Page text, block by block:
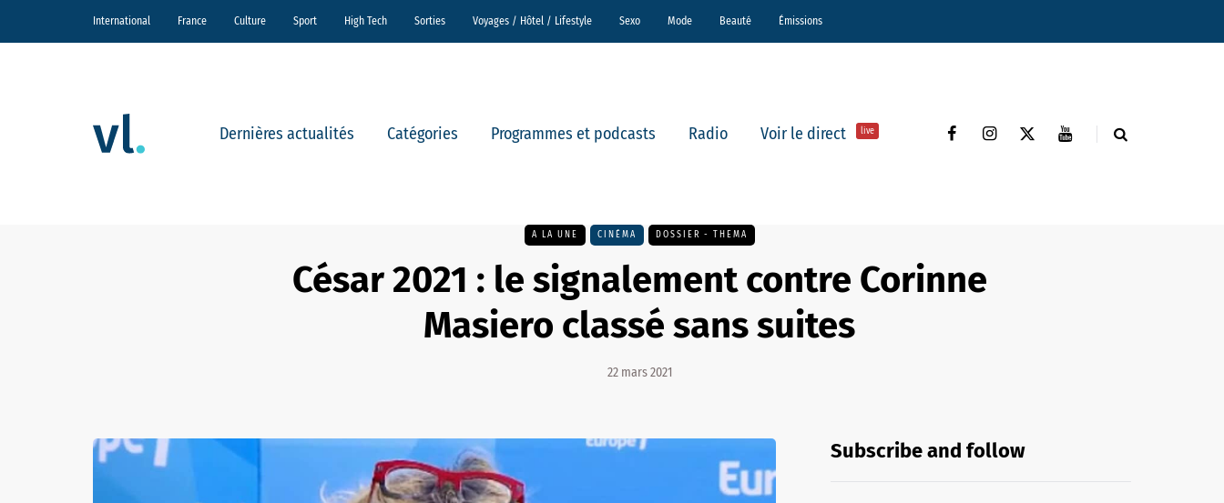
International France Culture Sport High Tech Sorties Voyages / Hôtel / Lifestyle Sexo Mode Beauté Émissions
Dernières actualités Catégories Programmes et podcasts Radio Voir le direct live
A LA UNE CINÉMA DOSSIER - THEMA
César 2021 : le signalement contre Corinne
Masiero classé sans suites
22 mars 2021
Subscribe and follow